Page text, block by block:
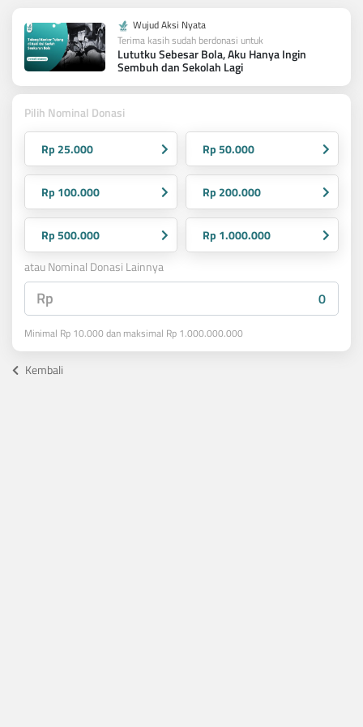
Wujud Aksi Nyata
Terima kasih sudah berdonasi untuk
Lututku Sebesar Bola, Aku Hanya Ingin
Sembuh dan Sekolah Lagi
Pilih Nominal Donasi
Rp 25.000 Rp 50.000
Rp 100.000 Rp 200.000
Rp 500.000
Rp 1.000.000
atau Nominal Donasi Lainnya
Rp
Minimal Rp 10.000 dan maksimal Rp 1.000.000.000
Kembali